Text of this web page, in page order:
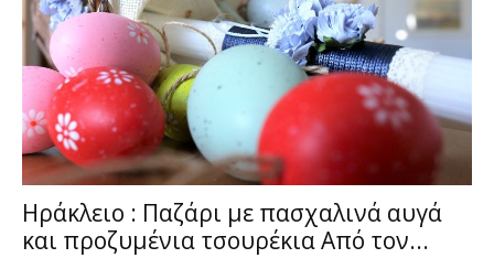
Ηράκλειο : Παζάρι με πασχαλινά αυγά
και προζυμένια τσουρέκια Από τον...